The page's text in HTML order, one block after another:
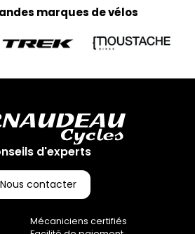
✘ Fermer
marques de vélos
d'experts
Nous contacter
Mécaniciens certifiés